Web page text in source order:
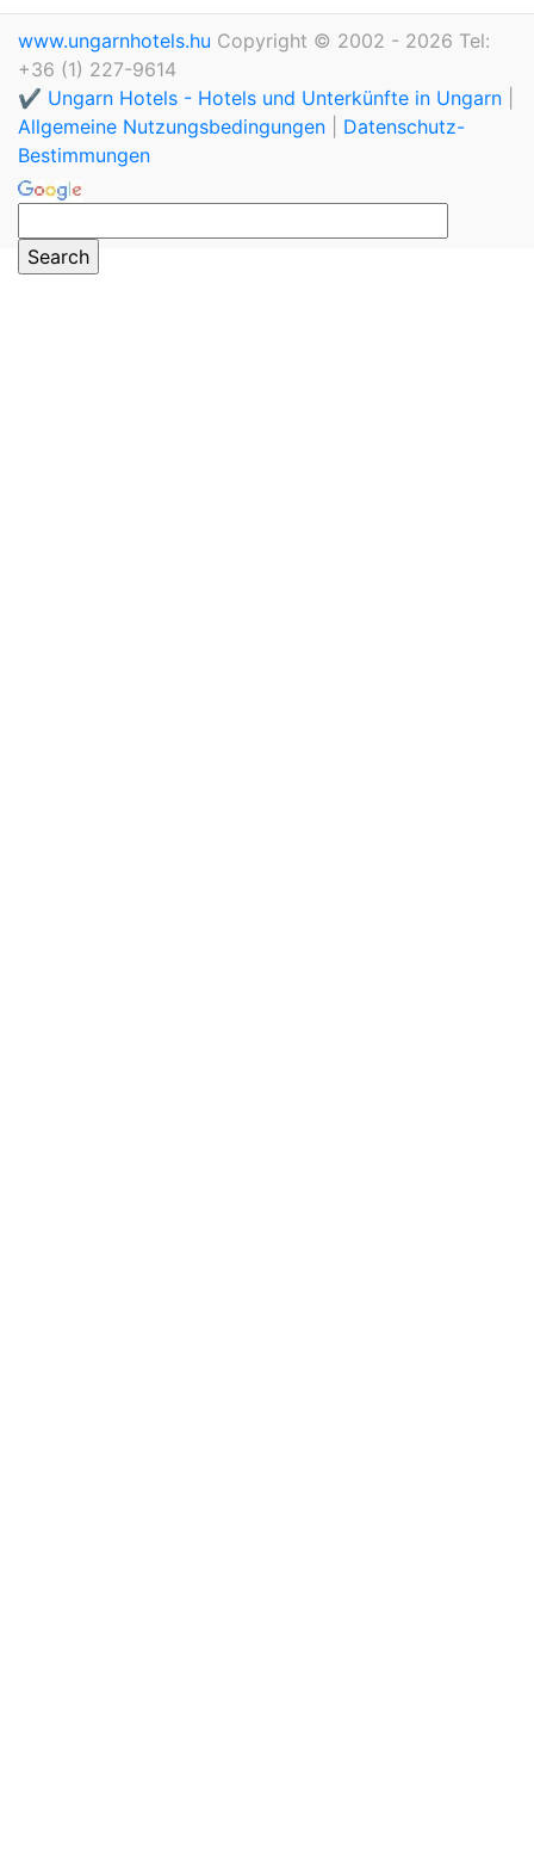
www.ungarnhotels.hu Copyright © 2002 - 2026 Tel:
+36 (1) 227-9614
✔️ Ungarn Hotels - Hotels und Unterkünfte in Ungarn
Allgemeine Nutzungsbedingungen
Datenschutz-
Bestimmungen